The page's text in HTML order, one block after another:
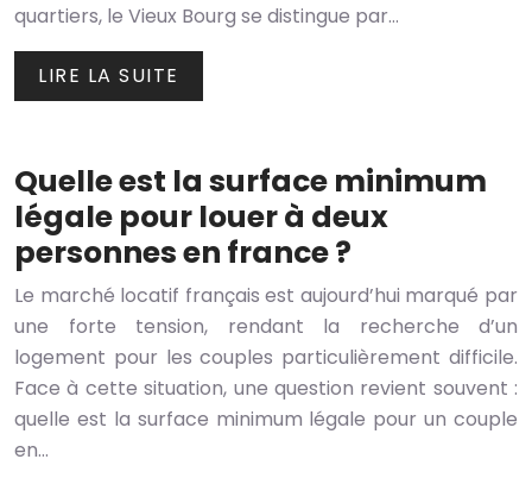
quartiers, le Vieux Bourg se distingue par…
LIRE LA SUITE
Quelle est la surface minimum
légale pour louer à deux
personnes en france ?
Le marché locatif français est aujourd’hui marqué par
une forte tension, rendant la recherche d’un
logement pour les couples particulièrement difficile.
Face à cette situation, une question revient souvent :
quelle est la surface minimum légale pour un couple
en…